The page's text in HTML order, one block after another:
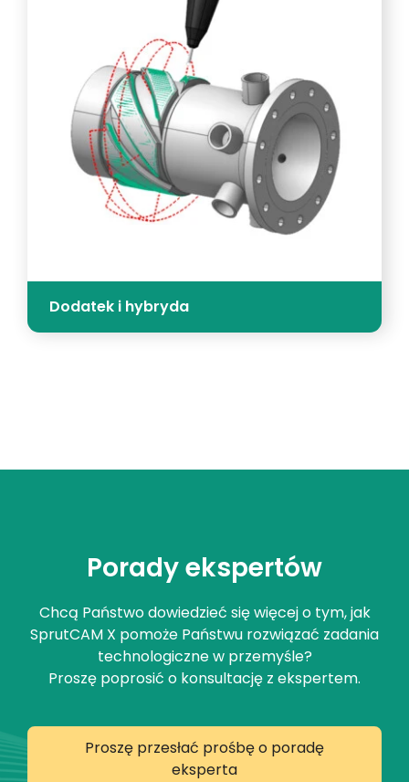
Dodatek i hybryda
Porady ekspertów
Chcą Państwo dowiedzieć się więcej o tym, jak
SprutCAM X pomoże Państwu rozwiązać zadania
technologiczne w przemyśle?
Proszę poprosić o konsultację z ekspertem.
Proszę przesłać prośbę o poradę
eksperta